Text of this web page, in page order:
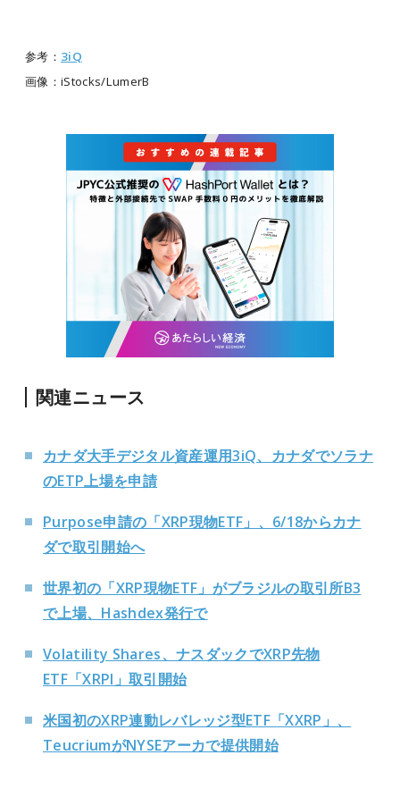
参考： 3iQ
画像：iStocks/LumerB
関連ニュース
カナダ大手デジタル資産運用3iQ、カナダでソラナ
のETP上場を申請
Purpose申請の「XRP現物ETF」、6/18からカナ
ダで取引開始へ
世界初の「XRP現物ETF」がブラジルの取引所B3
で上場、Hashdex発行で
Volatility Shares、ナスダックでXRP先物
ETF「XRPI」取引開始
米国初のXRP連動レバレッジ型ETF「XXRP」、
TeucriumがNYSEアーカで提供開始